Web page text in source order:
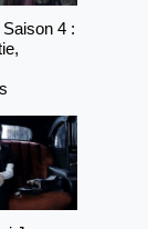
4 :